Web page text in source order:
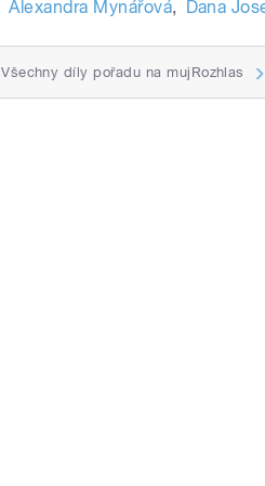
Alexandra Mynářová, Dana
Všechny díly pořadu na mujRozhlas